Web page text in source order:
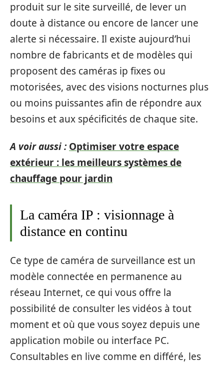
produit sur le site surveillé, de lever un
doute à distance ou encore de lancer une
alerte si nécessaire. Il existe aujourd’hui
nombre de fabricants et de modèles qui
proposent des caméras ip fixes ou
motorisées, avec des visions nocturnes plus
ou moins puissantes afin de répondre aux
besoins et aux spécificités de chaque site.
A voir aussi : Optimiser votre espace
extérieur : les meilleurs systèmes de
chauffage pour jardin
La caméra IP : visionnage à
distance en continu
Ce type de caméra de surveillance est un
modèle connectée en permanence au
réseau Internet, ce qui vous offre la
possibilité de consulter les vidéos à tout
moment et où que vous soyez depuis une
application mobile ou interface PC.
Consultables en live comme en différé, les